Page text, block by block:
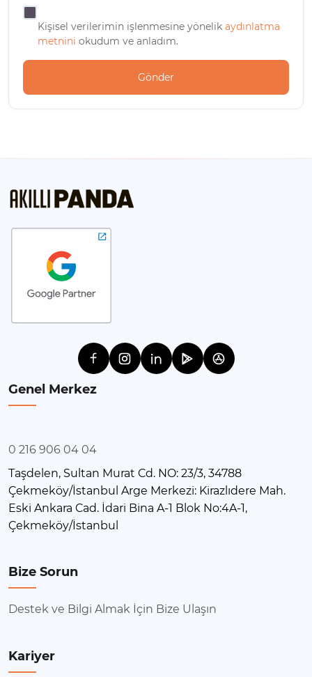
Kişisel verilerimin işlenmesine yönelik aydınlatma
metnini okudum ve anladım.
Gönder
Genel Merkez
0 216 906 04 04
Taşdelen, Sultan Murat Cd. NO: 23/3, 34788
Çekmeköy/İstanbul Arge Merkezi: Kirazlıdere Mah.
Eski Ankara Cad. İdari Bina A-1 Blok No:4A-1,
Çekmeköy/İstanbul
Bize Sorun
Destek ve Bilgi Almak İçin Bize Ulaşın
Kariyer